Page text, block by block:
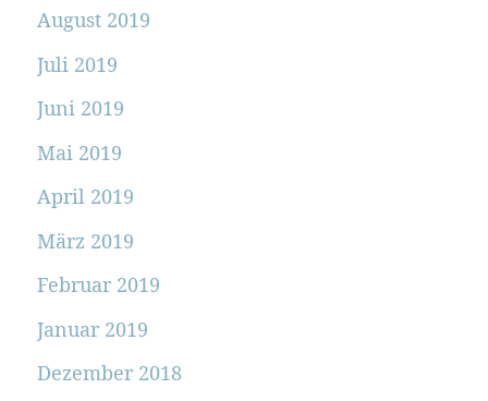
August 2019
Juli 2019
Juni 2019
Mai 2019
April 2019
März 2019
Februar 2019
Januar 2019
Dezember 2018